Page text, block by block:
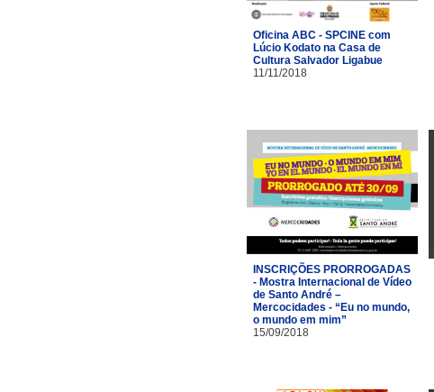
Oficina ABC - SPCINE com
Lúcio Kodato na Casa de
Cultura Salvador Ligabue
11/11/2018
INSCRIÇÕES PRORROGADAS
- Mostra Internacional de Vídeo
de Santo André –
Mercocidades - “Eu no mundo,
o mundo em mim”
15/09/2018